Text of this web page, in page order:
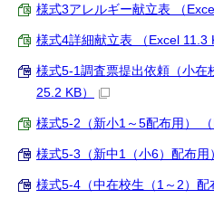
様式3アレルギー献立表 （
様式4詳細献立表 （Excel 11.3
様式5-1調査票提出依頼（小在
25.2 KB）
様式5-2（新小1～5配布用） （
様式5-3（新中1（小6）配布用
様式5-4（中在校生（1～2）配